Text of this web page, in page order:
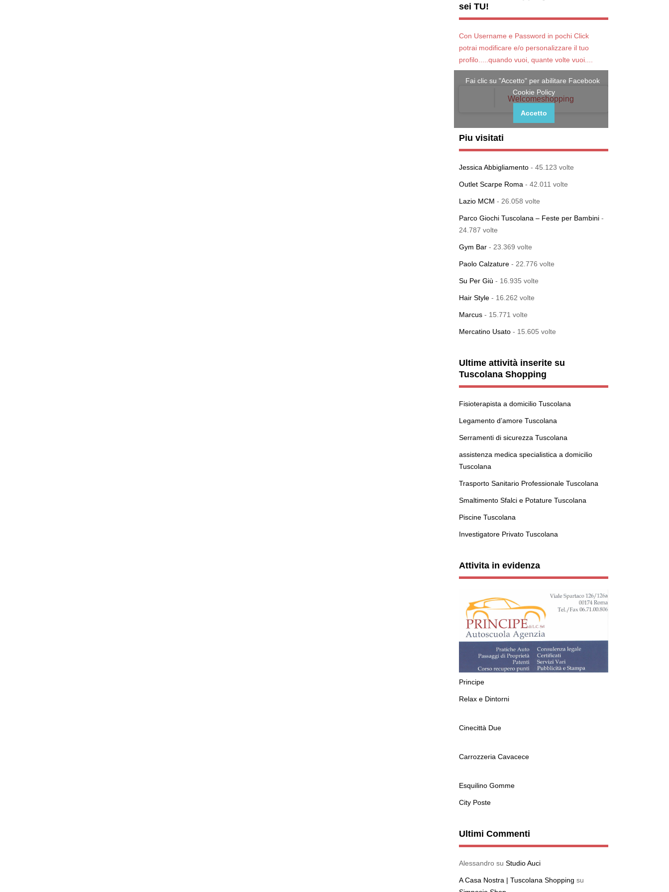
sei TU!
Con Username e Password in pochi Click
potrai modificare e/o personalizzare il tuo
profilo.....quando vuoi, quante volte vuoi....
Welcomeshopping
Fai clic su "Accetto" per abilitare Facebook
Cookie Policy
Accetto
Piu visitati
Jessica Abbigliamento - 45.123 volte
Outlet Scarpe Roma - 42.011 volte
Lazio MCM - 26.058 volte
Parco Giochi Tuscolana – Feste per Bambini -
24.787 volte
Gym Bar - 23.369 volte
Paolo Calzature - 22.776 volte
Su Per Giù - 16.935 volte
Hair Style - 16.262 volte
Marcus - 15.771 volte
Mercatino Usato - 15.605 volte
Ultime attività inserite su
Tuscolana Shopping
Fisioterapista a domicilio Tuscolana
Legamento d’amore Tuscolana
Serramenti di sicurezza Tuscolana
assistenza medica specialistica a domicilio
Tuscolana
Trasporto Sanitario Professionale Tuscolana
Smaltimento Sfalci e Potature Tuscolana
Piscine Tuscolana
Investigatore Privato Tuscolana
Attivita in evidenza
Principe
Relax e Dintorni
Cinecittà Due
Carrozzeria Cavacece
Esquilino Gomme
City Poste
Ultimi Commenti
Alessandro su Studio Auci
A Casa Nostra | Tuscolana Shopping su